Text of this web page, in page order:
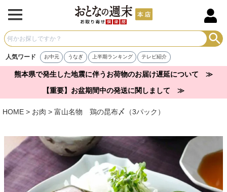
人気ワード お中元 うなぎ 上半期ランキング テレビ紹介
熊本県で発生した地震に伴うお荷物のお届け遅延について ≫
【重要】お盆期間中の発送に関しまして ≫
HOME お肉 富山名物 鶏の昆布〆（3パック）